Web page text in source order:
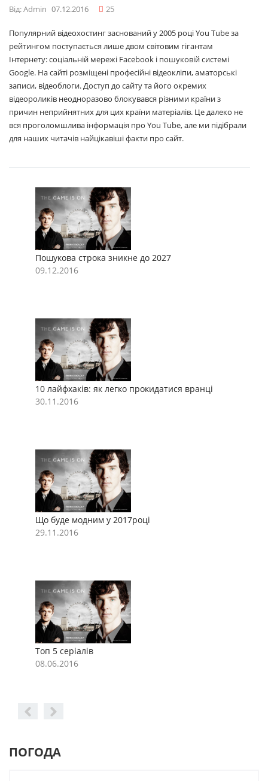
Від: Admin 07.12.2016 25
Популярний відеохостинг заснований у 2005 році You Tube за
рейтингом поступається лише двом світовим гігантам
Інтернету: соціальній мережі Facebook і пошуковій системі
Google. На сайті розміщені професійні відеокліпи, аматорські
записи, відеоблоги. Доступ до сайту та його окремих
відеороликів неодноразово блокувався різними країни з
причин неприйнятних для цих країни матеріалів. Це далеко не
вся проголомшлива інформація про You Tube, але ми підібрали
для наших читачів найцікавіші факти про сайт.
Пошукова строка зникне до 2027
09.12.2016
10 лайфхаків: як легко прокидатися вранці
30.11.2016
Що буде модним у 2017році
29.11.2016
Топ 5 серіалів
08.06.2016
ПОГОДА